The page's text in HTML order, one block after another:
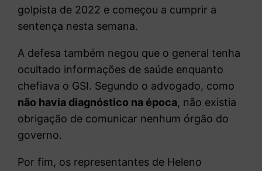
golpista de 2022 e começou a cumprir a
sentença nesta semana.
A defesa também negou que o general tenha
ocultado informações de saúde enquanto
chefiava o GSI. Segundo o advogado, como
não havia diagnóstico na época, não existia
obrigação de comunicar nenhum órgão do
governo.
Por fim, os representantes de Heleno